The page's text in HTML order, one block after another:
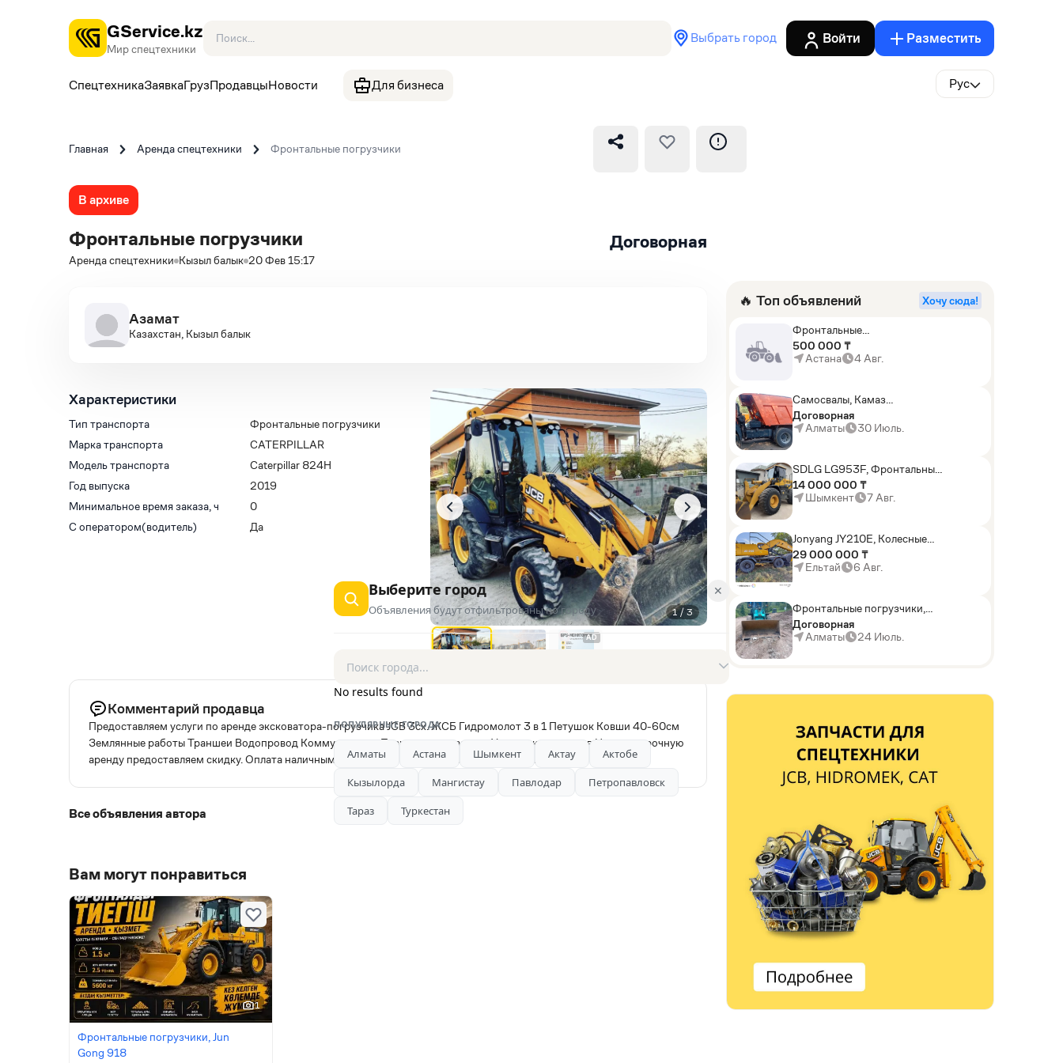
GService.kz
Мир спецтехники
Выбрать город Войти Разместить
СпецтехникаЗаявкаГрузПродавцыНовости Для бизнеса Рус
Главная Аренда спецтехники Фронтальные погрузчики
В архиве
Фронтальные погрузчики
Аренда спецтехники Кызыл балык 20 Фев 15:17
Договорная
Азамат
Казахстан, Кызыл балык
Характеристики
Тип транспорта
Фронтальные погрузчики
Марка транспорта
CATERPILLAR
Модель транспорта
Caterpillar 824H
Год выпуска
2019
Минимальное время заказа, ч
0
С оператором(водитель)
Да
1 / 3
AD
Комментарий продавца
Предоставляем услуги по аренде эксковатора-погрузчика JCB 3cx. ЖСБ Гидромолот 3 в 1 Петушок Ковши 40-60см
Землянные работы Траншеи Водопровод Коммуникации Планировка участков Установка септиков На долгосрочную
аренду предоставляем скидку. Оплата наличными и безналичными со всеми документами 6 ед
Все объявления автора
Вам могут понравиться
1
Фронтальные погрузчики, Jun
Gong 918
🔥 Топ объявлений Хочу сюда!
Фронтальные
погрузчики,Экскаваторы-
погрузчики,Мини-
погрузчики,Горные
500 000 ₸
Астана
4 Авг.
Самосвалы, Камаз
АГП-29РТ (шасси
KАМАЗ-43114 6x6)
Договорная
Алматы
30 Июль.
SDLG LG953F, Фронтальные
погрузчики
14 000 000 ₸
Шымкент
7 Авг.
Jonyang JY210E, Колесные
экскаваторы
29 000 000 ₸
Ельтай
6 Авг.
Фронтальные погрузчики,
Sunward ZYJ 320
Договорная
Алматы
24 Июль.
✕
Выберите город
Объявления будут отфильтрованы по городу
No results found
ПОПУЛЯРНЫЕ ГОРОДА
Алматы Астана Шымкент Актау
Актобе
Кызылорда
Мангистау Павлодар
Петропавловск
Тараз
Туркестан